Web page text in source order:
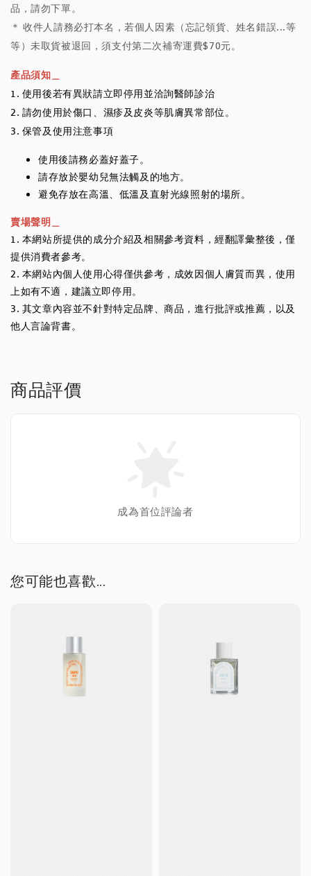
品，請勿下單。
＊ 收件人請務必打本名，若個人因素（忘記領貨、姓名錯誤...等
等）未取貨被退回，須支付第二次補寄運費$70元。
產品須知＿
1. 使用後若有異狀請立即停用並洽詢醫師診治
2. 請勿使用於傷口、濕疹及皮炎等肌膚異常部位。
3. 保管及使用注意事項
使用後請務必蓋好蓋子。
請存放於嬰幼兒無法觸及的地方。
避免存放在高溫、低溫及直射光線照射的場所。
賣場聲明＿
1. 本網站所提供的成分介紹及相關參考資料，經翻譯彙整後，僅
提供消費者參考。
2. 本網站內個人使用心得僅供參考，成效因個人膚質而異，使用
上如有不適，建議立即停用。
3. 其文章內容並不針對特定品牌、商品，進行批評或推薦，以及
他人言論背書。
商品評價
成為首位評論者
您可能也喜歡...